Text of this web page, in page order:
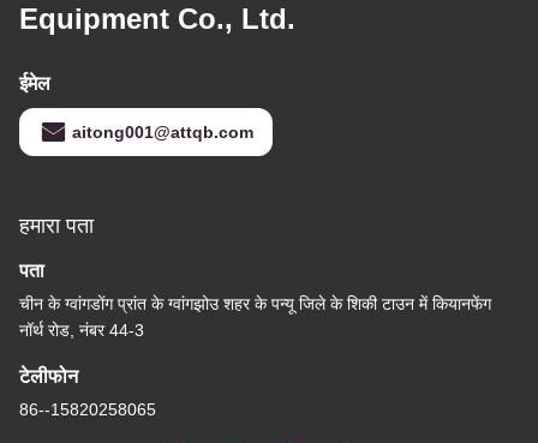
Equipment Co., Ltd.
ईमेल
aitong001@attqb.com
हमारा पता
पता
चीन के ग्वांगडोंग प्रांत के ग्वांगझोउ शहर के पन्यू जिले के शि‍की टाउन में कियानफेंग
नॉर्थ रोड, नंबर 44-3
टेलीफोन
86--15820258065